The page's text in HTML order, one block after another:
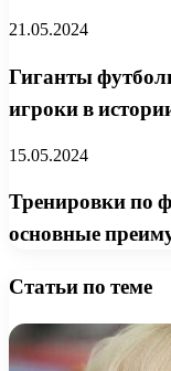
21.05.2024
Гиганты
игроки в
15.05.2024
Тренировки по
основные
Статьи по теме